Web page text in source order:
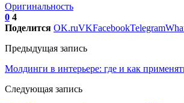
Оригинальность
0 4
Поделится OK.ruVKFacebookTelegram
Предыдущая запись
Молдинги в интерьере: где и как
Следующая запись